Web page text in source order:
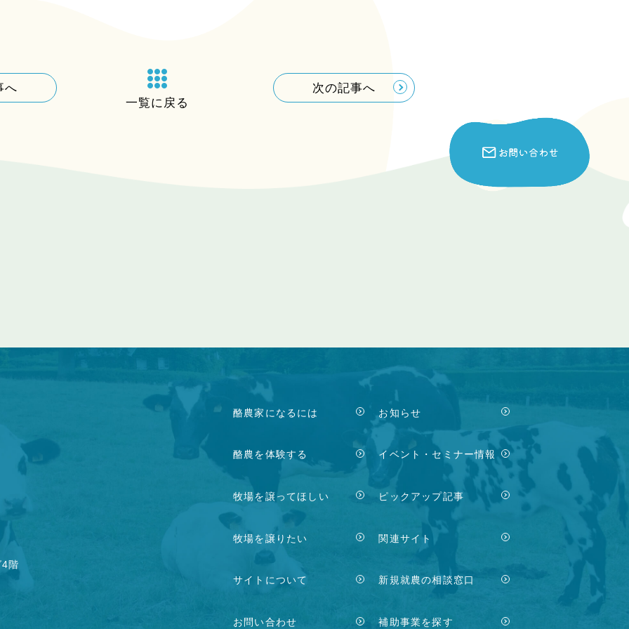
へ
一覧に戻る
次の記事へ
階
酪農家になるには お知らせ
酪農を体験する イベント・セミナー情報
牧場を譲ってほしい ピックアップ記事
牧場を譲りたい 関連サイト
サイトについて 新規就農の相談窓口
お問い合わせ 補助事業を探す